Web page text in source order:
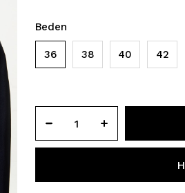
Beden
36 38 40 42